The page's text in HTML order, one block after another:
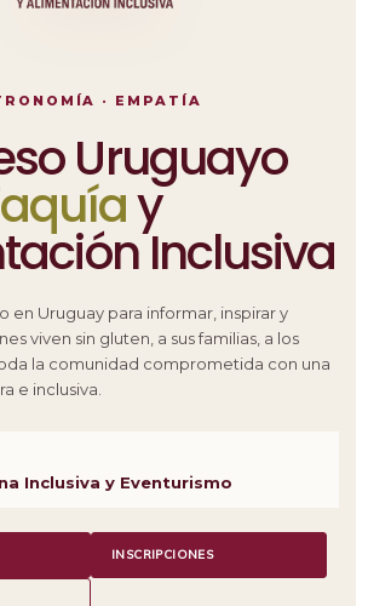
· EMPATÍA
Uruguayo
y
Inclusiva
en Uruguay para informar, inspirar y
viven sin gluten, a sus familias, a los
la comunidad comprometida con una
e inclusiva.
Inclusiva y Eventurismo
INSCRIPCIONES